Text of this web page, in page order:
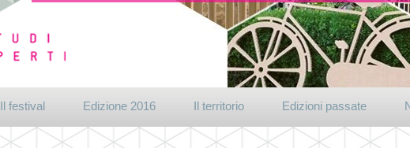
Il festival Edizione 2016 Il territorio Edizioni passate